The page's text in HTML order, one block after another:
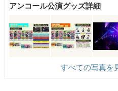
アンコール公演グッズ詳細
すべての写真を